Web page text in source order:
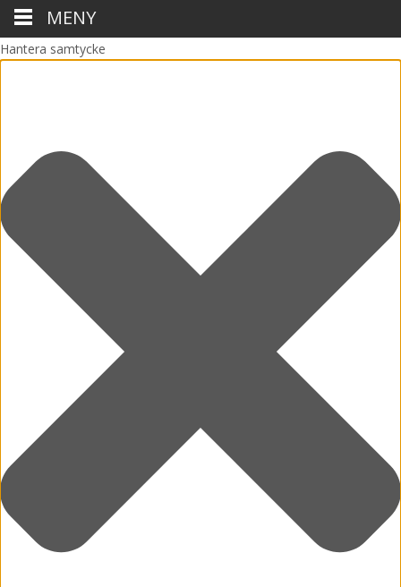
Hantera samtycke
MENY